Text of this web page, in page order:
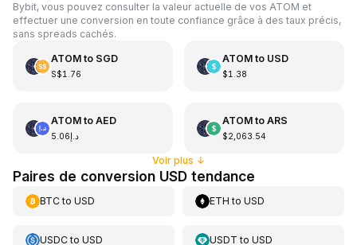
Bybit, vous pouvez consulter la valeur actuelle de vos ATOM et
effectuer une conversion en toute confiance grâce à des taux précis,
sans spreads cachés.
ATOMto SGD
S$1.76
ATOMto USD
$1.38
ATOMto AED
د.إ5.06
ATOMto ARS
$2,063.54
Voir plus ↓
Paires de conversion USD tendance
BTCto USD ETH toUSD
USDCto USD USDT toUSD